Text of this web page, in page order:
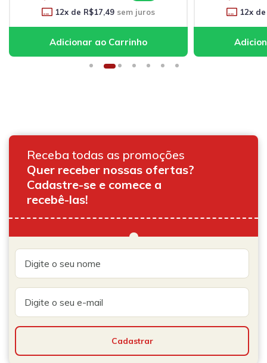
12x de R$17,49 sem juros
12x de
Receba todas as promoções
Quer receber nossas ofertas?
Cadastre-se e comece a
recebê-las!